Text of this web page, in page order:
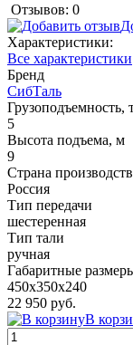
Отзывов: 0
Характеристики:
Все характеристики
Бренд
СибТаль
Грузоподъемность,
5
Высота подъема, м
9
Страна
Россия
Тип передачи
шестеренная
Тип тали
ручная
Габаритные
450x350x240
22 950 руб.
В